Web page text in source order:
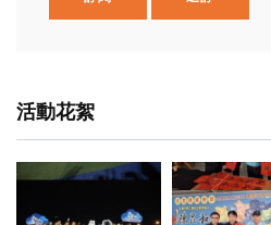
活動花絮